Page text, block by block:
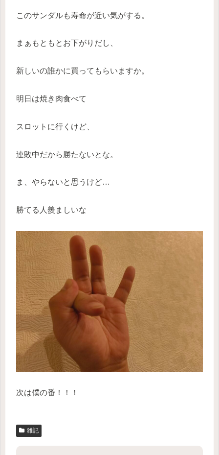
このサンダルも寿命が近い気がする。
まぁもともとお下がりだし、
新しいの誰かに買ってもらいますか。
明日は焼き肉食べて
スロットに行くけど、
連敗中だから勝たないとな。
ま、やらないと思うけど…
勝てる人羨ましいな
次は僕の番！！！
雑記